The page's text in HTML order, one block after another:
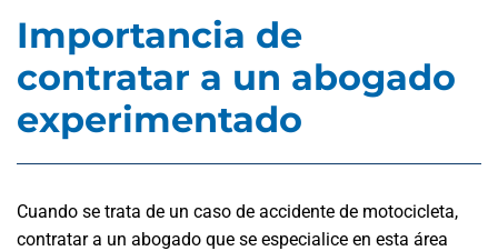
Importancia de
contratar a un abogado
experimentado
Cuando se trata de un caso de accidente de motocicleta,
contratar a un abogado que se especialice en esta área